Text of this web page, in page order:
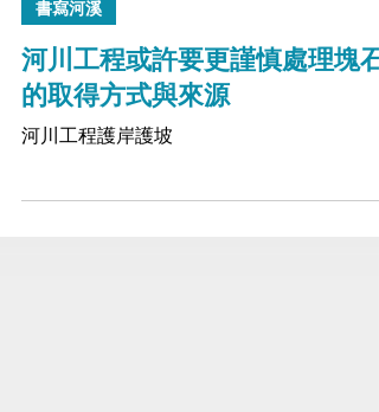
台灣河溪網
2023年2月6日
書寫河溪
河川工程或許要更謹慎處理塊石